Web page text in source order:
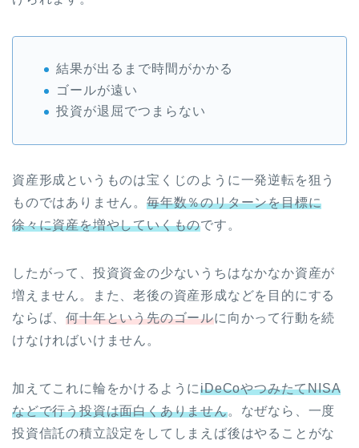
結果が出るまで時間がかかる
ゴールが遠い
投資が退屈でつまらない
資産形成というものは宝くじのように一発逆転を狙う
ものではありません。毎年数％のリターンを目標に
徐々に資産を増やしていくものです。
したがって、投資資金の少ないうちはなかなか資産が
増えません。また、老後の資産形成などを目的にする
ならば、何十年という先のゴールに向かって行動を続
けなければいけません。
加えてこれに輪をかけるようにiDeCoやつみたてNISA
などで行う投資は面白くありません。なぜなら、一度
投資信託の積立設定をしてしまえば後はやることがな